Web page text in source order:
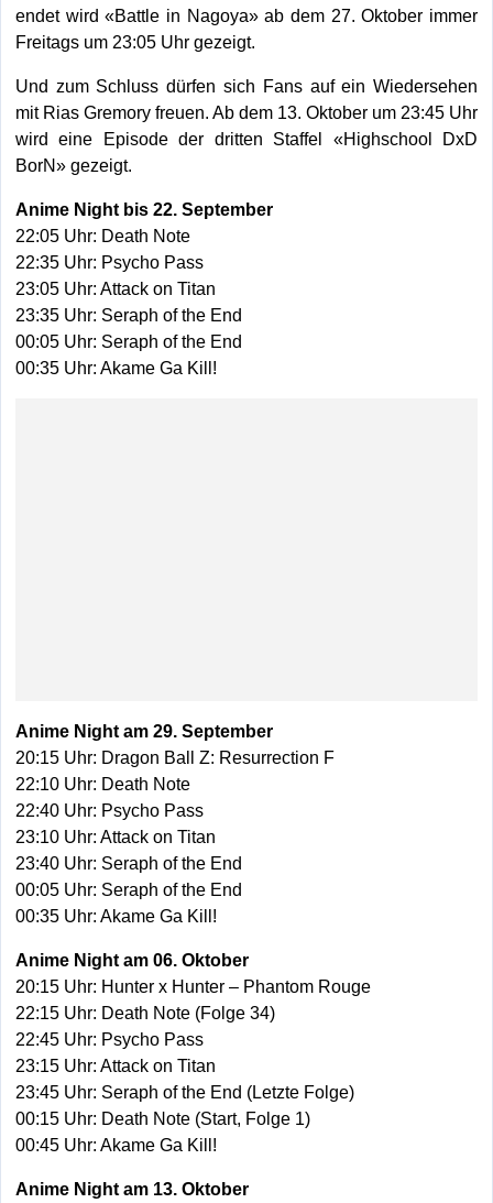
endet wird «Battle in Nagoya» ab dem 27. Oktober immer
Freitags um 23:05 Uhr gezeigt.
Und zum Schluss dürfen sich Fans auf ein Wiedersehen
mit Rias Gremory freuen. Ab dem 13. Oktober um 23:45 Uhr
wird eine Episode der dritten Staffel «Highschool DxD
BorN» gezeigt.
Anime Night bis 22. September
22:05 Uhr: Death Note
22:35 Uhr: Psycho Pass
23:05 Uhr: Attack on Titan
23:35 Uhr: Seraph of the End
00:05 Uhr: Seraph of the End
00:35 Uhr: Akame Ga Kill!
Anime Night am 29. September
20:15 Uhr: Dragon Ball Z: Resurrection F
22:10 Uhr: Death Note
22:40 Uhr: Psycho Pass
23:10 Uhr: Attack on Titan
23:40 Uhr: Seraph of the End
00:05 Uhr: Seraph of the End
00:35 Uhr: Akame Ga Kill!
Anime Night am 06. Oktober
20:15 Uhr: Hunter x Hunter – Phantom Rouge
22:15 Uhr: Death Note (Folge 34)
22:45 Uhr: Psycho Pass
23:15 Uhr: Attack on Titan
23:45 Uhr: Seraph of the End (Letzte Folge)
00:15 Uhr: Death Note (Start, Folge 1)
00:45 Uhr: Akame Ga Kill!
Anime Night am 13. Oktober